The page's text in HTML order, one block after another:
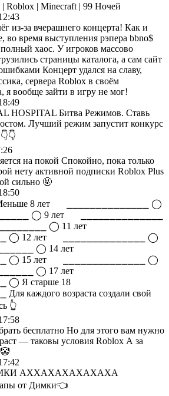
| Roblox | Minecraft | 99 Ночей
из-за вчерашнего концерта! Как и
во время выступления рэпера bbno$
хаос. У игроков массово
страницы каталога, а сам сайт
Концерт удался на славу,
сервера Roblox в своём
вообще зайти в игру не мог!
HOSPITAL Битва Режимов. Ставь
Лучший режим запустит конкурс
на покой Спокойно, пока только
нету активной подписки Roblox Plus
сильно 🤬
Меньше 8 лет ⠀⠀⎯⎯⎯⎯⎯⎯⎯⎯⎯⎯⎯⎯⎯⎯ ◯
◯ 9 лет ⠀⠀⎯⎯⎯⎯⎯⎯⎯⎯⎯⎯⎯⎯⎯⎯
◯ 11 лет
◯ 12 лет ⠀⠀⎯⎯⎯⎯⎯⎯⎯⎯⎯⎯⎯⎯⎯⎯ ◯
◯ 14 лет
◯ 15 лет ⠀⠀⎯⎯⎯⎯⎯⎯⎯⎯⎯⎯⎯⎯⎯⎯ ◯
◯ 17 лет
◯ Я старше 18
каждого возраста создали свой
👆
бесплатно Но для этого вам нужно
— таковы условия Roblox А за
АХХАХАХАХАХАХА
от Димки👈